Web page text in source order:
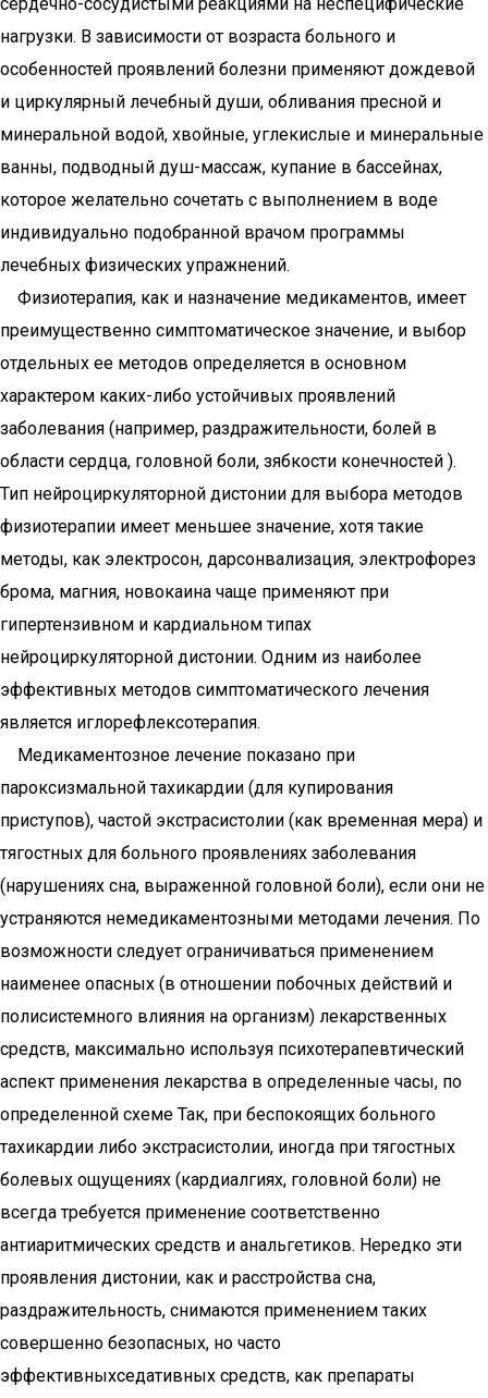
нагрузки. В зависимости от возраста больного и
особенностей проявлений болезни применяют дождевой
и циркулярный лечебный души, обливания пресной и
минеральной водой, хвойные, углекислые и минеральные
ванны, подводный душ-массаж, купание в бассейнах,
которое желательно сочетать с выполнением в воде
индивидуально подобранной врачом программы
лечебных физических упражнений.
Физиотерапия, как и назначение медикаментов, имеет
преимущественно симптоматическое значение, и выбор
отдельных ее методов определяется в основном
характером каких-либо устойчивых проявлений
заболевания (например, раздражительности, болей в
области сердца, головной боли, зябкости конечностей ).
Тип нейроциркуляторной дистонии для выбора методов
физиотерапии имеет меньшее значение, хотя такие
методы, как электросон, дарсонвализация, электрофорез
брома, магния, новокаина чаще применяют при
гипертензивном и кардиальном типах
нейроциркуляторной дистонии. Одним из наиболее
эффективных методов симптоматического лечения
является иглорефлексотерапия.
Медикаментозное лечение показано при
пароксизмальной тахикардии (для купирования
приступов), частой экстрасистолии (как временная мера) и
тягостных для больного проявлениях заболевания
(нарушениях сна, выраженной головной боли), если они не
устраняются немедикаментозными методами лечения. По
возможности следует ограничиваться применением
наименее опасных (в отношении побочных действий и
полисистемного влияния на организм) лекарственных
средств, максимально используя психотерапевтический
аспект применения лекарства в определенные часы, по
определенной схеме Так, при беспокоящих больного
тахикардии либо экстрасистолии, иногда при тягостных
болевых ощущениях (кардиалгиях, головной боли) не
всегда требуется применение соответственно
антиаритмических средств и анальгетиков. Нередко эти
проявления дистонии, как и расстройства сна,
раздражительность, снимаются применением таких
совершенно безопасных, но часто
эффективныхседативных средств, как препараты